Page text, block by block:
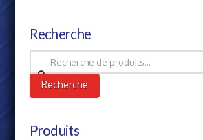
Recherche
pour :
Recherche
Produits